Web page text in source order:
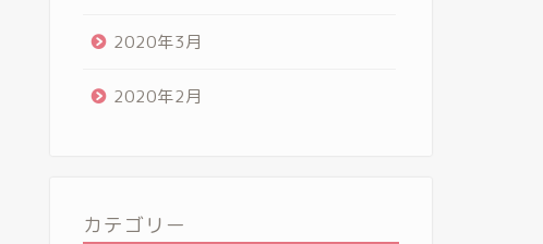
2020年3月
2020年2月
カテゴリー